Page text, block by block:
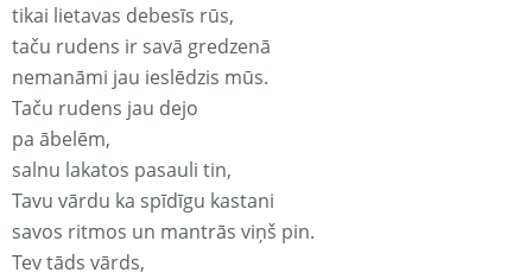
tikai lietavas debesīs rūs,
taču rudens ir savā gredzenā
nemanāmi jau ieslēdzis mūs.
Taču rudens jau dejo
pa ābelēm,
salnu lakatos pasauli tin,
Tavu vārdu ka spīdīgu kastani
savos ritmos un mantrās viņš pin.
Tev tāds vārds,